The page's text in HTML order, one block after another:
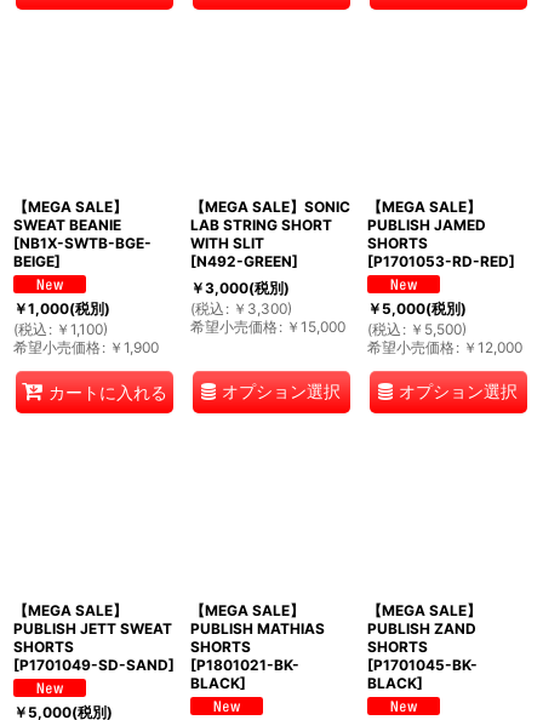
【MEGA SALE】
SWEAT BEANIE
[NB1X-SWTB-BGE-
BEIGE]
￥1,000(税別)
(税込 : ￥ 1,100)
希望小売価格: ￥ 1,900
カートに入れる
【MEGA SALE】SONIC
LAB STRING SHORT
WITH SLIT
[N492-GREEN]
￥3,000(税別)
(税込 : ￥ 3,300)
希望小売価格: ￥ 15,000
オプション選択
【MEGA SALE】
PUBLISH JAMED
SHORTS
[P1701053-RD-RED]
￥5,000(税別)
(税込 : ￥ 5,500)
希望小売価格: ￥ 12,000
オプション選択
【MEGA SALE】
PUBLISH JETT SWEAT
SHORTS
[P1701049-SD-SAND]
￥5,000(税別)
【MEGA SALE】
PUBLISH MATHIAS
SHORTS
[P1801021-BK-
BLACK]
【MEGA SALE】
PUBLISH ZAND
SHORTS
[P1701045-BK-
BLACK]